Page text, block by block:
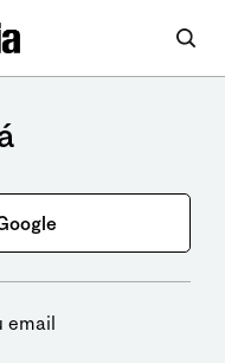
email